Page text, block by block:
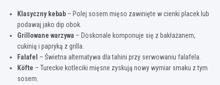
Klasyczny kebab – Polej sosem mięso zawinięte w cienki placek lub
podawaj jako dip obok.
Grillowane warzywa – Doskonale komponuje się z bakłażanem,
cukinią i papryką z grilla.
Falafel – Świetna alternatywa dla tahini przy serwowaniu falafela.
Köfte – Tureckie kotleciki mięsne zyskują nowy wymiar smaku z tym
sosem.